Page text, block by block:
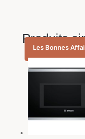
Produits
Les Bonnes